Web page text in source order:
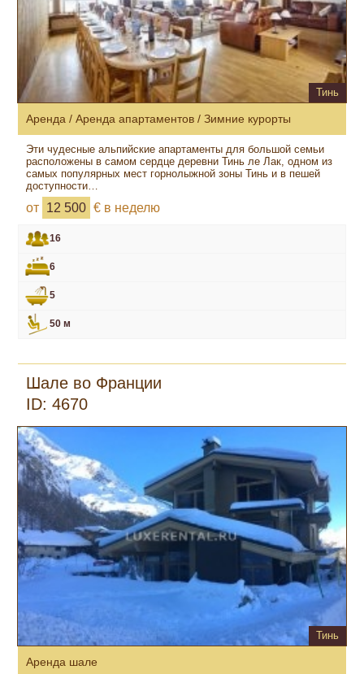
Тинь
Аренда / Аренда апартаментов / Зимние курорты
Эти чудесные альпийские апартаменты для большой семьи
расположены в самом сердце деревни Тинь ле Лак, одном из
самых популярных мест горнолыжной зоны Тинь и в пешей
доступности…
от 12 500 € в неделю
16
6
5
50 м
Шале во Франции
ID: 4670
Тинь
Аренда шале